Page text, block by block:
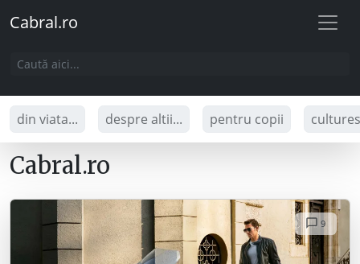
Cabral.ro
din viata... despre altii... pentru copii
Cabral.ro
9